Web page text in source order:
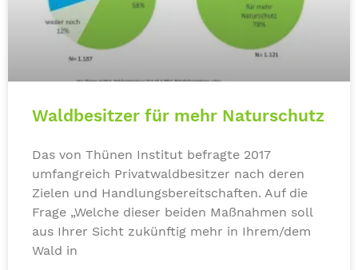
Waldbesitzer für mehr Naturschutz
Das von Thünen Institut befragte 2017
umfangreich Privatwaldbesitzer nach deren
Zielen und Handlungsbereitschaften. Auf die
Frage „Welche dieser beiden Maßnahmen soll
aus Ihrer Sicht zukünftig mehr in Ihrem/dem
Wald in